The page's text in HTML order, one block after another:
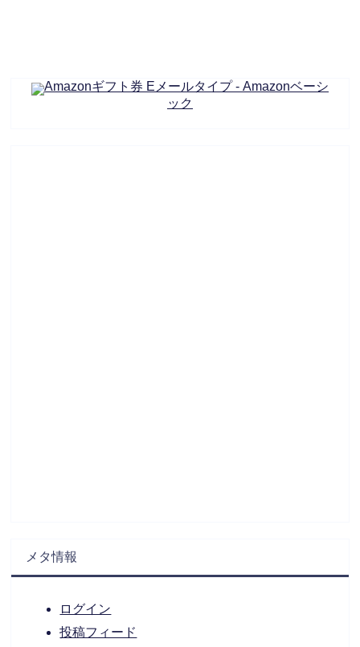
Amazonギフト券 Eメールタイプ - Amazonベーシ
ック
メタ情報
ログイン
投稿フィード